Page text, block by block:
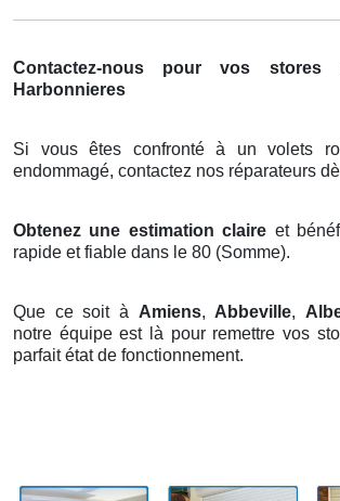
Contactez-nous pour vos stores
Harbonnieres
Si vous êtes confronté à un volets
endommagé, contactez nos réparateurs
Obtenez une estimation claire et
rapide et fiable dans le 80 (Somme).
Que ce soit à Amiens, Abbeville,
notre équipe est là pour remettre vos
parfait état de fonctionnement.